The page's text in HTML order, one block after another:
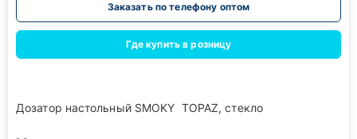
Заказать по телефону оптом
Где купить в розницу
Дозатор настольный SMOKY TOPAZ, стекло